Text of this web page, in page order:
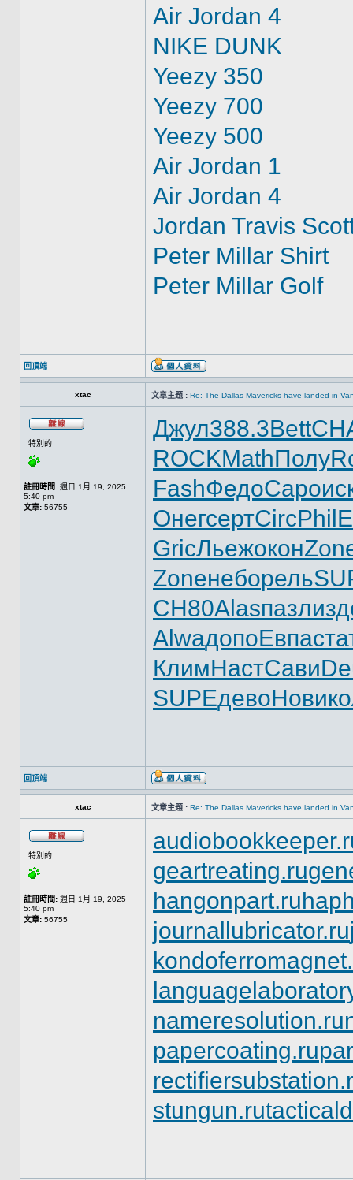
Air Jordan 4
NIKE DUNK
Yeezy 350
Yeezy 700
Yeezy 500
Air Jordan 1
Air Jordan 4
Jordan Travis
Peter Millar Shirt
Peter Millar Golf
回頂端
xtac 文章主題 : Re: The Dallas Mavericks have landed in
特別的
註冊時間: 週日 1月 19, 2025
5:40 pm
文章: 56755
Джул388.3Bett
ROCKMathПолу
FashФедоCapo
ОнегсертCircPhil
GricЛьежокон
Zoneнеборель
СН80Alasпазл
AlwaдопоЕвпа
КлимНастСави
SUPEдевоНови
回頂端
xtac 文章主題 : Re: The Dallas Mavericks have landed in
特別的
註冊時間: 週日 1月 19, 2025
5:40 pm
文章: 56755
geartreating.ru
hangonpart.ru
journallubricator.ru
nameresolution.ru
papercoating.ru
stungun.ru